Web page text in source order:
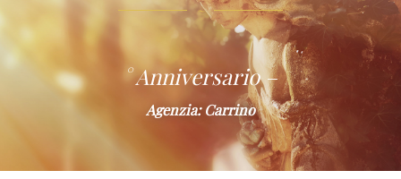
~
° Anniversario –
Agenzia: Carrino